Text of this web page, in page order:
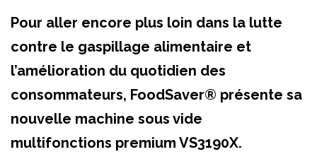
Pour aller encore plus loin dans la lutte
contre le gaspillage alimentaire et
l’amélioration du quotidien des
consommateurs, FoodSaver® présente sa
nouvelle machine sous vide
multifonctions premium VS3190X.